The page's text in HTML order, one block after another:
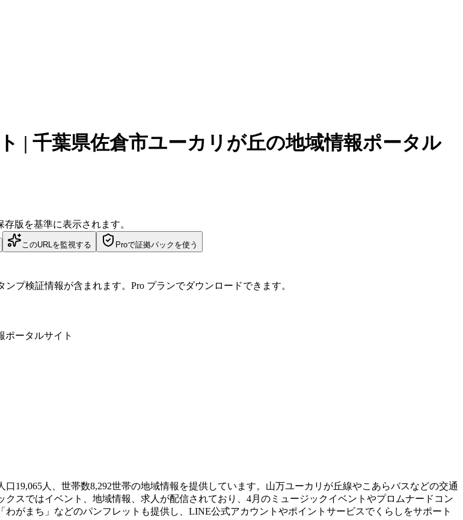
| 千葉県佐倉市ユーカリが丘の地域情報ポータル
版を基準に表示されます。
このURLを監視する Proで証拠パックを使う
プ検証情報が含まれます。Pro プランでダウンロードできます。
ポータルサイト
19,065人、世帯数8,292世帯の地域情報を提供しています。山万ユーカリが丘線やこあらバスなどの交通
スではイベント、地域情報、求人が配信されており、4月のミュージックイベントやプロムナードコン
がまち」などのパンフレットも提供し、LINE公式アカウントやポイントサービスでくらしをサポート